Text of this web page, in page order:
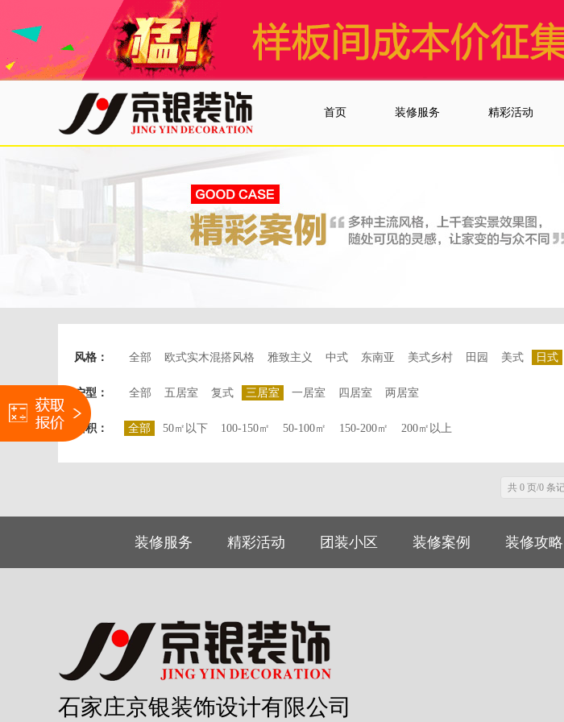
首页 装修服务 精彩活动
装修
风格： 全部 欧式实木混搭风格 雅致主义 中式 东南亚 美式乡村 田园 美式 日式
户型： 全部 五居室 复式 三居室 一居室 四居室 两居室
面积： 全部 50㎡以下 100-150㎡ 50-100㎡ 150-200㎡ 200㎡以上
共 0 页/0 条
装修服务 精彩活动 团装小区 装修案例 装修攻略
石家庄京银装饰设计有限公司